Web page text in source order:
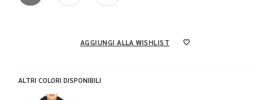
AGGIUNGI ALLA WISHLIST
ALTRI COLORI DISPONIBILI